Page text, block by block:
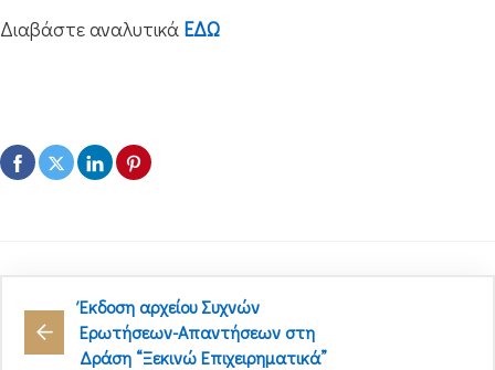
Διαβάστε αναλυτικά ΕΔΩ
Έκδοση αρχείου Συχνών
Ερωτήσεων-Απαντήσεων στη
Δράση “Ξεκινώ Επιχειρηματικά”